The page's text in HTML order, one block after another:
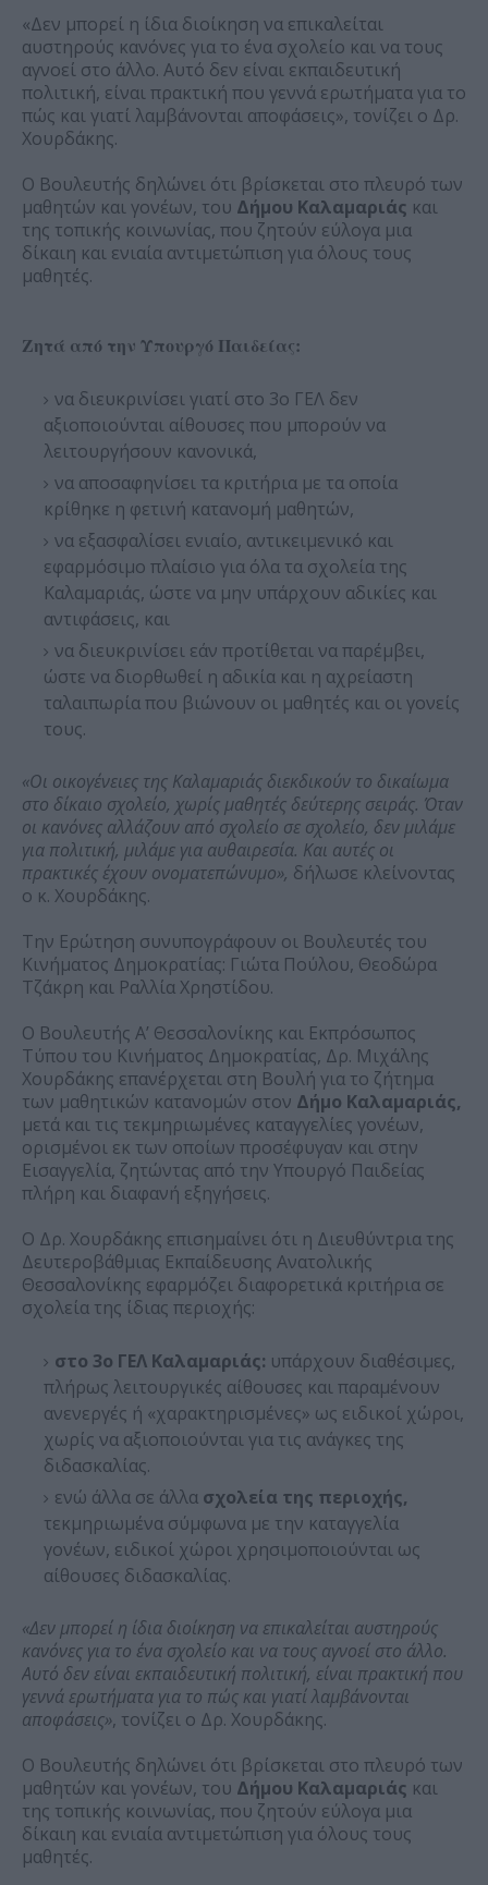
«Δεν μπορεί η ίδια διοίκηση να επικαλείται
αυστηρούς κανόνες για το ένα σχολείο και να τους
αγνοεί στο άλλο. Αυτό δεν είναι εκπαιδευτική
πολιτική, είναι πρακτική που γεννά ερωτήματα για το
πώς και γιατί λαμβάνονται αποφάσεις», τονίζει ο Δρ.
Χουρδάκης.
Ο Βουλευτής δηλώνει ότι βρίσκεται στο πλευρό των
μαθητών και γονέων, του Δήμου Καλαμαριάς και
της τοπικής κοινωνίας, που ζητούν εύλογα μια
δίκαιη και ενιαία αντιμετώπιση για όλους τους
μαθητές.
Ζητά από την Υπουργό Παιδείας:
να διευκρινίσει γιατί στο 3ο ΓΕΛ δεν
αξιοποιούνται αίθουσες που μπορούν να
λειτουργήσουν κανονικά,
να αποσαφηνίσει τα κριτήρια με τα οποία
κρίθηκε η φετινή κατανομή μαθητών,
να εξασφαλίσει ενιαίο, αντικειμενικό και
εφαρμόσιμο πλαίσιο για όλα τα σχολεία της
Καλαμαριάς, ώστε να μην υπάρχουν αδικίες και
αντιφάσεις, και
να διευκρινίσει εάν προτίθεται να παρέμβει,
ώστε να διορθωθεί η αδικία και η αχρείαστη
ταλαιπωρία που βιώνουν οι μαθητές και οι γονείς
τους.
«Οι οικογένειες της Καλαμαριάς διεκδικούν το δικαίωμα
στο δίκαιο σχολείο, χωρίς μαθητές δεύτερης σειράς. Όταν
οι κανόνες αλλάζουν από σχολείο σε σχολείο, δεν μιλάμε
για πολιτική, μιλάμε για αυθαιρεσία. Και αυτές οι
πρακτικές έχουν ονοματεπώνυμο», δήλωσε κλείνοντας
ο κ. Χουρδάκης.
Την Ερώτηση συνυπογράφουν οι Βουλευτές του
Κινήματος Δημοκρατίας: Γιώτα Πούλου, Θεοδώρα
Τζάκρη και Ραλλία Χρηστίδου.
Ο Βουλευτής Α’ Θεσσαλονίκης και Εκπρόσωπος
Τύπου του Κινήματος Δημοκρατίας, Δρ. Μιχάλης
Χουρδάκης επανέρχεται στη Βουλή για το ζήτημα
των μαθητικών κατανομών στον Δήμο Καλαμαριάς,
μετά και τις τεκμηριωμένες καταγγελίες γονέων,
ορισμένοι εκ των οποίων προσέφυγαν και στην
Εισαγγελία, ζητώντας από την Υπουργό Παιδείας
πλήρη και διαφανή εξηγήσεις.
Ο Δρ. Χουρδάκης επισημαίνει ότι η Διευθύντρια της
Δευτεροβάθμιας Εκπαίδευσης Ανατολικής
Θεσσαλονίκης εφαρμόζει διαφορετικά κριτήρια σε
σχολεία της ίδιας περιοχής:
στο 3ο ΓΕΛ Καλαμαριάς: υπάρχουν διαθέσιμες,
πλήρως λειτουργικές αίθουσες και παραμένουν
ανενεργές ή «χαρακτηρισμένες» ως ειδικοί χώροι,
χωρίς να αξιοποιούνται για τις ανάγκες της
διδασκαλίας.
ενώ άλλα σε άλλα σχολεία της περιοχής,
τεκμηριωμένα σύμφωνα με την καταγγελία
γονέων, ειδικοί χώροι χρησιμοποιούνται ως
αίθουσες διδασκαλίας.
«Δεν μπορεί η ίδια διοίκηση να επικαλείται αυστηρούς
κανόνες για το ένα σχολείο και να τους αγνοεί στο άλλο.
Αυτό δεν είναι εκπαιδευτική πολιτική, είναι πρακτική που
γεννά ερωτήματα για το πώς και γιατί λαμβάνονται
αποφάσεις», τονίζει ο Δρ. Χουρδάκης.
Ο Βουλευτής δηλώνει ότι βρίσκεται στο πλευρό των
μαθητών και γονέων, του Δήμου Καλαμαριάς και
της τοπικής κοινωνίας, που ζητούν εύλογα μια
δίκαιη και ενιαία αντιμετώπιση για όλους τους
μαθητές.